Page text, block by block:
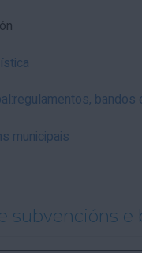
bandos
municipais
subvencións e